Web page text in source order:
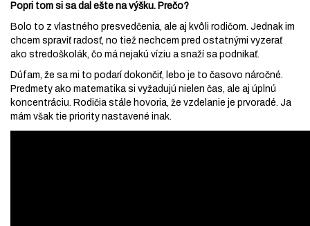
Popri tom si sa dal ešte na výšku. Prečo?
Bolo to z vlastného presvedčenia, ale aj kvôli rodičom. Jednak im
chcem spraviť radosť, no tiež nechcem pred ostatnými vyzerať
ako stredoškolák, čo má nejakú víziu a snaží sa podnikať.
Dúfam, že sa mi to podarí dokončiť, lebo je to časovo náročné.
Predmety ako matematika si vyžadujú nielen čas, ale aj úplnú
koncentráciu. Rodičia stále hovoria, že vzdelanie je prvoradé. Ja
mám však tie priority nastavené inak.